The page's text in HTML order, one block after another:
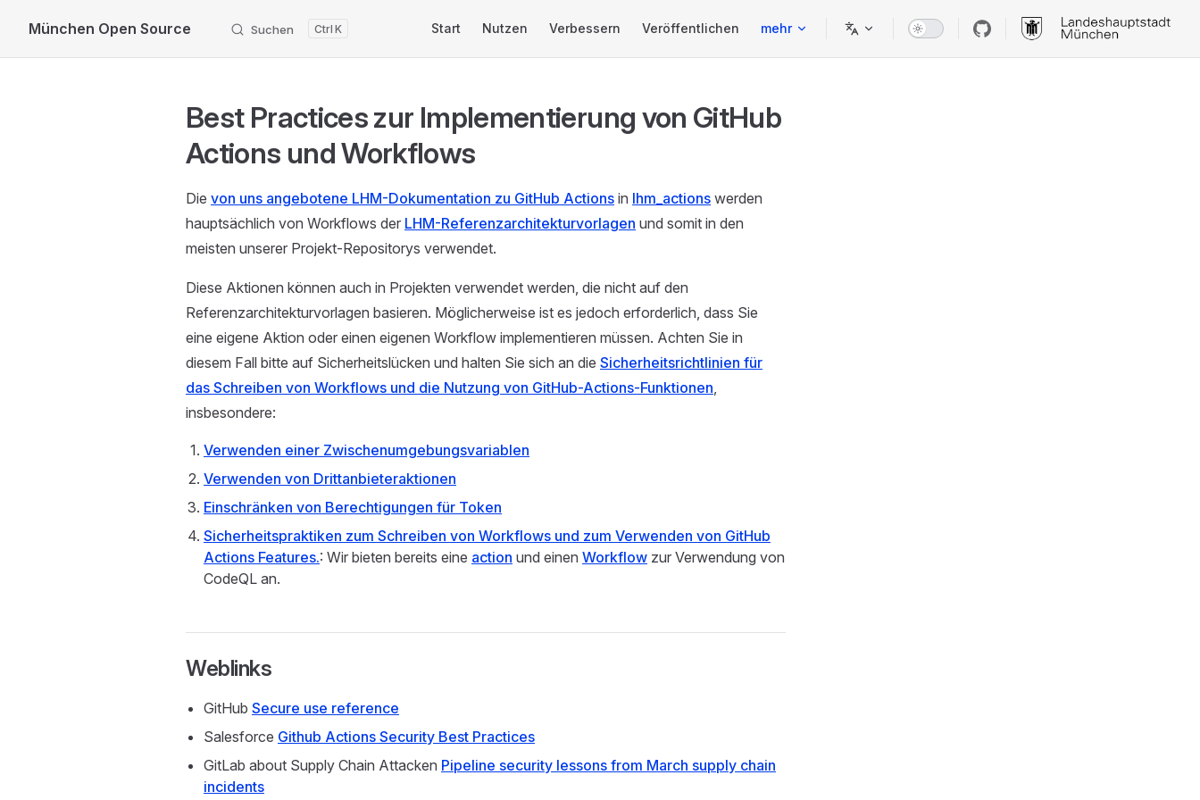
Skip to content
München Open Source Suchen K Start Nutzen Verbessern Veröffentlichen mehr
Best Practices zur Implementierung von GitHub
Actions und Workflows
Die von uns angebotene LHM-Dokumentation zu GitHub Actions in lhm_actions werden
hauptsächlich von Workflows der LHM-Referenzarchitekturvorlagen und somit in den
meisten unserer Projekt-Repositorys verwendet.
Diese Aktionen können auch in Projekten verwendet werden, die nicht auf den
Referenzarchitekturvorlagen basieren. Möglicherweise ist es jedoch erforderlich, dass Sie
eine eigene Aktion oder einen eigenen Workflow implementieren müssen. Achten Sie in
diesem Fall bitte auf Sicherheitslücken und halten Sie sich an die Sicherheitsrichtlinien für
das Schreiben von Workflows und die Nutzung von GitHub-Actions-Funktionen,
insbesondere:
Verwenden einer Zwischenumgebungsvariablen
Verwenden von Drittanbieteraktionen
Einschränken von Berechtigungen für Token
Sicherheitspraktiken zum Schreiben von Workflows und zum Verwenden von GitHub
Actions Features.: Wir bieten bereits eine action und einen Workflow zur Verwendung von
CodeQL an.
Weblinks
GitHub Secure use reference
Salesforce Github Actions Security Best Practices
GitLab about Supply Chain Attacken Pipeline security lessons from March supply chain
incidents